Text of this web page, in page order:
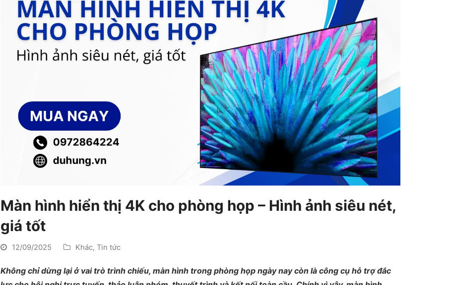
Màn hình hiển thị 4K cho phòng họp – Hình ảnh siêu nét,
giá tốt
12/09/2025 Khác, Tin tức
Không chỉ dừng lại ở vai trò trình chiếu, màn hình trong phòng họp ngày nay còn là công cụ hỗ trợ đắc